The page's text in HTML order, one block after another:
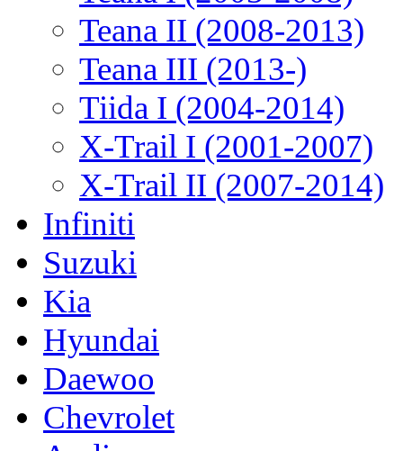
Teana II (2008-2013)
Teana III (2013-)
Tiida I (2004-2014)
X-Trail I (2001-2007)
X-Trail II (2007-2014)
Infiniti
Suzuki
Kia
Hyundai
Daewoo
Chevrolet